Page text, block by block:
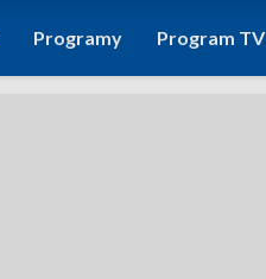
Programy Program TV